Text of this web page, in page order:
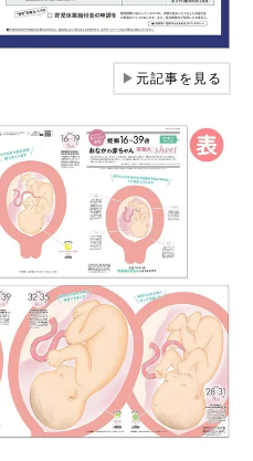
▶元記事を見る